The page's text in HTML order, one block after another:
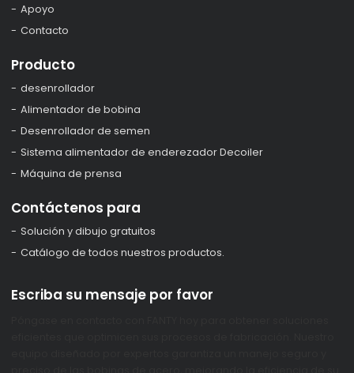
Apoyo
Contacto
Producto
desenrollador
Alimentador de bobina
Desenrollador de semen
Sistema alimentador de enderezador Decoiler
Máquina de prensa
Contáctenos para
Solución y dibujo gratuitos
Catálogo de todos nuestros productos.
Escriba su mensaje por favor